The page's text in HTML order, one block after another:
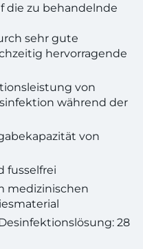
die zu behandelnde
sehr gute
hervorragende
von
während der
von
fusselfrei
medizinischen
28